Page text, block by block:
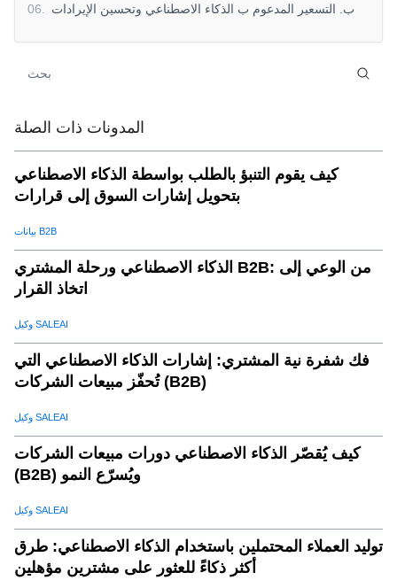
06
ب. التسعير المدعوم ب الذكاء الاصطناعي وتحسين الإيرادات
.
د. تحسين سلسلة التوريد والخدمات اللوجستية
12 . و.الذكاء الاصطناعي - التنبؤ المحسن بالمبيعات&amp; التنبؤ
بالطلب
14. تأثير الأعمالالذكاء الاصطناعي - تعزيز المبيعات عبر الحدود
15. دراسة حالة: الذكاء الاصطناعي في العمل
الذكاء الاصطناعي؟
المدونات ذات الصلة
كيف يقوم التنبؤ بالطلب بواسطة الذكاء الاصطناعي
بتحويل إشارات السوق إلى قرارات
بيانات B2B
الذكاء الاصطناعي ورحلة المشتري B2B: من الوعي إلى
اتخاذ القرار
وكيل SALEAI
فك شفرة نية المشتري: إشارات الذكاء الاصطناعي التي
تُحفّز مبيعات الشركات (B2B)
وكيل SALEAI
كيف يُقصّر الذكاء الاصطناعي دورات مبيعات الشركات
(B2B) ويُسرّع النمو
وكيل SALEAI
توليد العملاء المحتملين باستخدام الذكاء الاصطناعي: طرق
أكثر ذكاءً للعثور على مشترين مؤهلين